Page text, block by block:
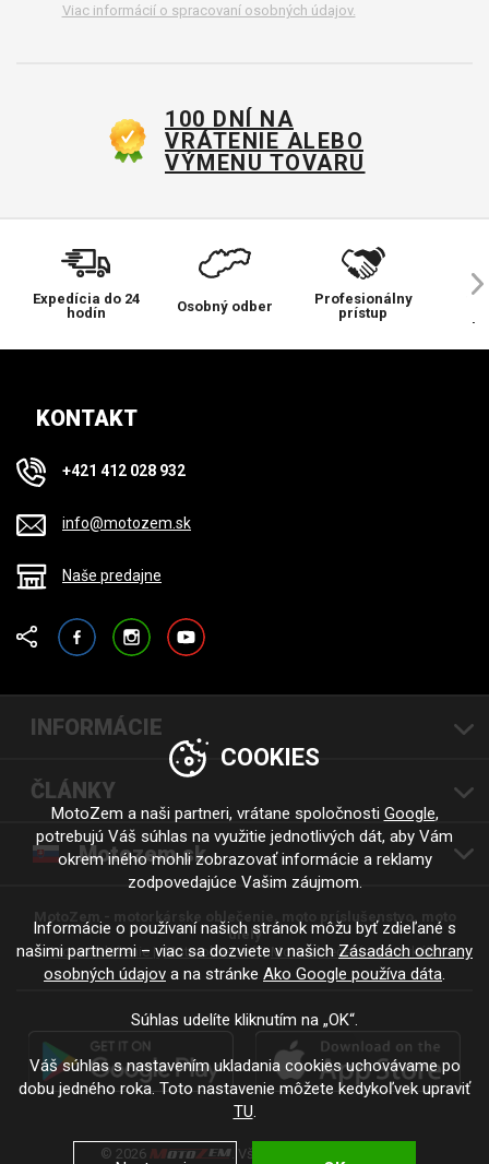
Viac informácií o spracovaní osobných údajov.
100 DNÍ NA
VRÁTENIE ALEBO
VÝMENU TOVARU
Expedícia do 24
hodín
Osobný odber
Profesionálny
prístup
KONTAKT
+421 412 028 932
info@motozem.sk
Naše predajne
FacebookInstagramYouTube
INFORMÁCIE
ČLÁNKY
Motozem.sk
MotoZem - motorkárske oblečenie, moto príslušenstvo, moto
diely
Moto oblečenie | Moto oblečení Moto oblečení - motorkáři
© 2026 . Všetky práva vyhradené.
COOKIES
MotoZem a naši partneri, vrátane spoločnosti Google,
potrebujú Váš súhlas na využitie jednotlivých dát, aby Vám
okrem iného mohli zobrazovať informácie a reklamy
zodpovedajúce Vašim záujmom.
Informácie o používaní našich stránok môžu byť zdieľané s
našimi partnermi – viac sa dozviete v našich Zásadách ochrany
osobných údajov a na stránke Ako Google používa dáta.
Súhlas udelíte kliknutím na „OK“.
Váš súhlas s nastavením ukladania cookies uchovávame po
dobu jedného roka. Toto nastavenie môžete kedykoľvek upraviť
TU.